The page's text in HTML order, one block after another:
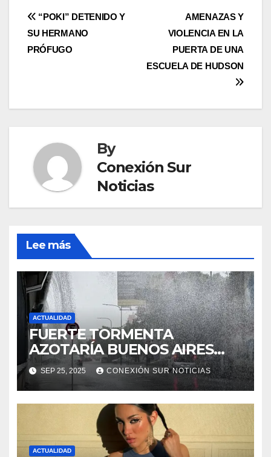
Post
navigation
AMENAZAS Y
VIOLENCIA EN LA
PUERTA DE UNA
ESCUELA DE HUDSON
“POKI” DETENIDO Y
SU HERMANO
PRÓFUGO
By
Conexión Sur
Noticias
Lee más
ACTUALIDAD
FUERTE TORMENTA
AZOTARÍA BUENOS AIRES
ESTE FIN DE SEMANA
SEP 25, 2025 CONEXIÓN SUR NOTICIAS
ACTUALIDAD